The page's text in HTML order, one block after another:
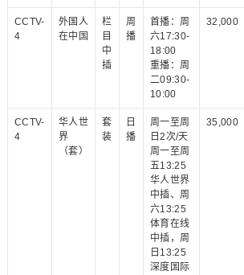
CCTV-
4
外国人
在中国
栏
目
中
插
周
播
首播：周
六17:30-
18:00
重播：周
二09:30-
10:00
32,000
CCTV-
4
华人世
界
（套）
套
装
日
播
周一至周
日2次/天
周一至周
五13:25
华人世界
中插、周
六13:25
体育在线
中插，周
日13:25
深度国际
35,000